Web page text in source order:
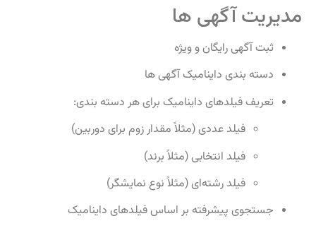
مدیریت آگهی‌ ها
ثبت آگهی رایگان و ویژه
دسته‌ بندی داینامیک آگهی‌ ها
تعریف فیلدهای داینامیک برای هر دسته‌ بندی:
فیلد عددی (مثلاً مقدار زوم برای دوربین)
فیلد انتخابی (مثلاً برند)
فیلد رشته‌ای (مثلاً نوع نمایشگر)
جستجوی پیشرفته بر اساس فیلدهای داینامیک